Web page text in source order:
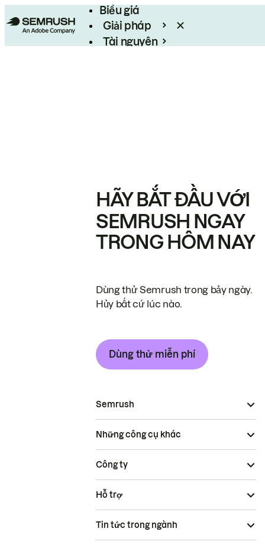
Biểu giá
Giải pháp
Tài nguyên
HÃY BẮT ĐẦU VỚI
SEMRUSH NGAY
TRONG HÔM NAY
Dùng thử Semrush trong bảy ngày.
Hủy bất cứ lúc nào.
Dùng thử miễn phí
Semrush
Những công cụ khác
Công ty
Hỗ trợ
Tin tức trong ngành